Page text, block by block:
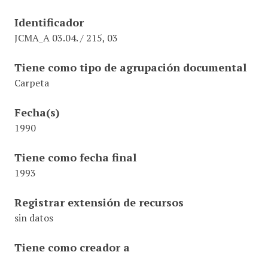
Identificador
JCMA_A 03.04. / 215, 03
Tiene como tipo de agrupación documental
Carpeta
Fecha(s)
1990
Tiene como fecha final
1993
Registrar extensión de recursos
sin datos
Tiene como creador a